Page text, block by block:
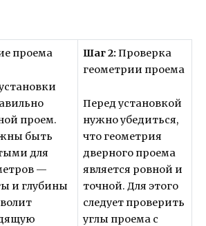
проема
проем.
быть
для
—
и глубины
Шаг 2:Проверка
геометрии проема
Перед установкой
нужно убедиться,
что геометрия
дверного проема
является ровной и
точной. Для этого
следует проверить
углы проема с